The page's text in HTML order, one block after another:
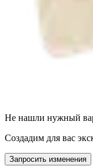
Не нашли нужный
Создадим для вас
Запросить изменения